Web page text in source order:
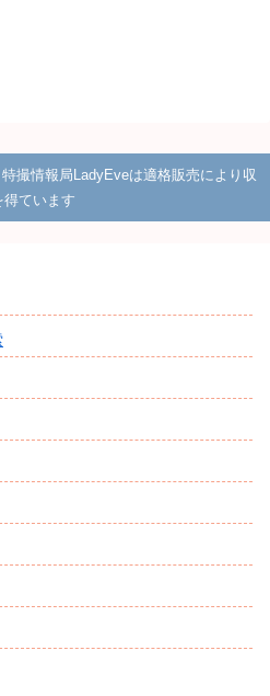
撮情報局LadyEveは適格販売により収
得ています